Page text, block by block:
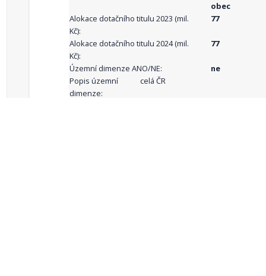
obec
Alokace dotačního titulu 2023 (mil.
Kč):
77
Alokace dotačního titulu 2024 (mil.
Kč):
77
Územní dimenze ANO/NE:
ne
Popis územní
dimenze:
celá ČR